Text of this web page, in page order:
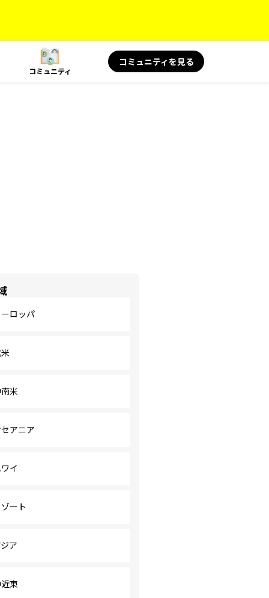
コミュニティ
コミュニティを見る
ロッパ
米
アニア
イ
ート
ア
東